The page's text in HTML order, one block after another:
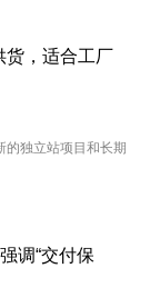
货，适合工厂
独立站项目和长期
调“交付保